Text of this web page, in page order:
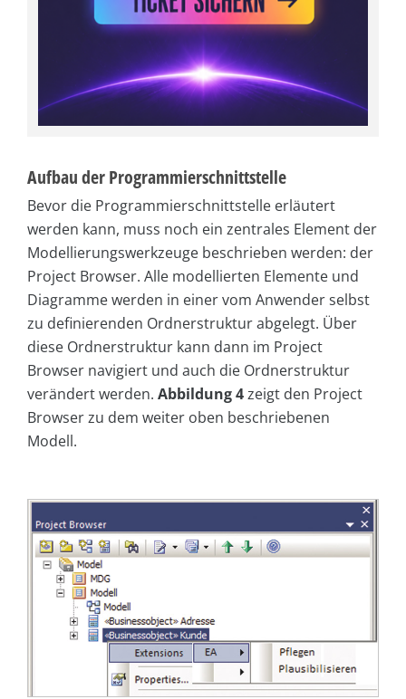
Aufbau der Programmierschnittstelle
Bevor die Programmierschnittstelle erläutert
werden kann, muss noch ein zentrales Element der
Modellierungswerkzeuge beschrieben werden: der
Project Browser. Alle modellierten Elemente und
Diagramme werden in einer vom Anwender selbst
zu definierenden Ordnerstruktur abgelegt. Über
diese Ordnerstruktur kann dann im Project
Browser navigiert und auch die Ordnerstruktur
verändert werden. Abbildung 4zeigt den Project
Browser zu dem weiter oben beschriebenen
Modell.